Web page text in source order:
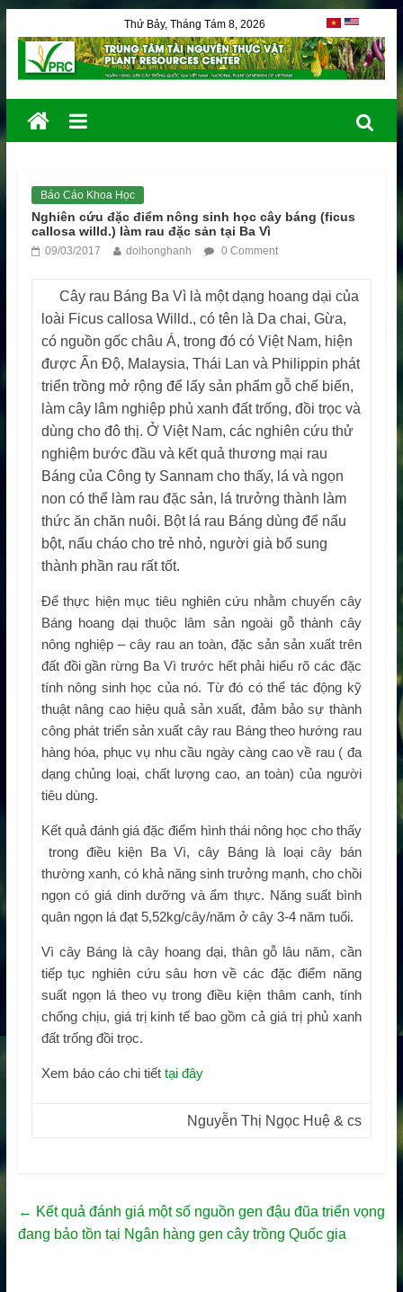
Thứ Bảy, Tháng Tám 8, 2026
Báo Cáo Khoa Học
Nghiên cứu đặc điểm nông sinh học cây báng (ficus
callosa willd.) làm rau đặc sản tại Ba Vì
09/03/2017 doihonghanh 0 Comment
Cây rau Báng Ba Vì là một dạng hoang dại của
loài Ficus callosa Willd., có tên là Da chai, Gừa,
có nguồn gốc châu Á, trong đó có Việt Nam, hiện
được Ấn Độ, Malaysia, Thái Lan và Philippin phát
triển trồng mở rộng để lấy sản phẩm gỗ chế biến,
làm cây lâm nghiệp phủ xanh đất trống, đồi trọc và
dùng cho đô thị. Ở Việt Nam, các nghiên cứu thử
nghiệm bước đầu và kết quả thương mại rau
Báng của Công ty Sannam cho thấy, lá và ngọn
non có thể làm rau đặc sản, lá trưởng thành làm
thức ăn chăn nuôi. Bột lá rau Báng dùng để nấu
bột, nấu cháo cho trẻ nhỏ, người già bổ sung
thành phần rau rất tốt.
Để thực hiện mục tiêu nghiên cứu nhằm chuyển cây
Báng hoang dại thuộc lâm sản ngoài gỗ thành cây
nông nghiệp – cây rau an toàn, đặc sản sản xuất trên
đất đồi gần rừng Ba Vì trước hết phải hiểu rõ các đặc
tính nông sinh học của nó. Từ đó có thể tác động kỹ
thuật nâng cao hiệu quả sản xuất, đảm bảo sự thành
công phát triển sản xuất cây rau Báng theo hướng rau
hàng hóa, phục vụ nhu cầu ngày càng cao về rau ( đa
dạng chủng loại, chất lượng cao, an toàn) của người
tiêu dùng.
Kết quả đánh giá đặc điểm hình thái nông học cho thấy
trong điều kiện Ba Vì, cây Báng là loại cây bán
thường xanh, có khả năng sinh trưởng mạnh, cho chồi
ngọn có giá dinh dưỡng và ẩm thực. Năng suất bình
quân ngọn lá đạt 5,52kg/cây/năm ở cây 3-4 năm tuổi.
Vì cây Báng là cây hoang dại, thân gỗ lâu năm, cần
tiếp tục nghiên cứu sâu hơn về các đặc điểm năng
suất ngọn lá theo vụ trong điều kiện thâm canh, tính
chống chịu, giá trị kinh tế bao gồm cả giá trị phủ xanh
đất trống đồi trọc.
Xem báo cáo chi tiết tại đây
Nguyễn Thị Ngọc Huệ & cs
← Kết quả đánh giá một số nguồn gen đậu đũa triển vọng
đang bảo tồn tại Ngân hàng gen cây trồng Quốc gia